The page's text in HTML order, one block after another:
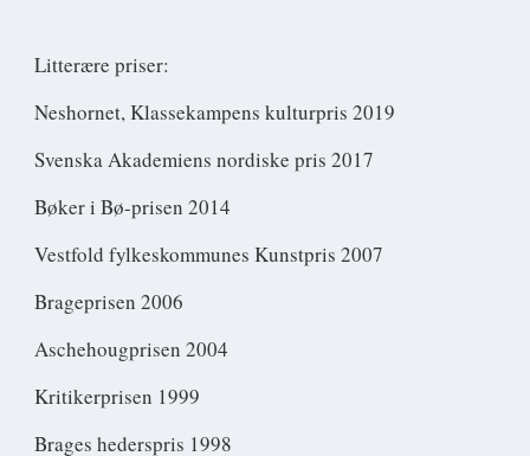
Litterære priser:
Neshornet, Klassekampens kulturpris 2019
Svenska Akademiens nordiske pris 2017
Bøker i Bø-prisen 2014
Vestfold fylkeskommunes Kunstpris 2007
Brageprisen 2006
Aschehougprisen 2004
Kritikerprisen 1999
Brages hederspris 1998